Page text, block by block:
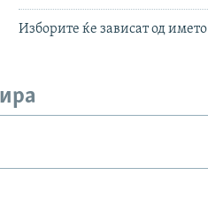
Изборите ќе зависат од името